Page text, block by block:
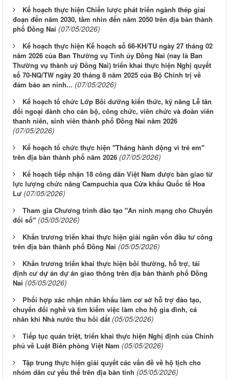
Kế hoạch thực hiện Chiến lược phát triển ngành thép giai
đoạn đến năm 2030, tầm nhìn đến năm 2050 trên địa bàn thành
phố Đồng Nai (07/05/2026)
Kế hoạch thực hiện Kế hoạch số 66-KH/TU ngày 27 tháng 02
năm 2026 của Ban Thường vụ Tỉnh ủy Đồng Nai (nay là Ban
Thường vụ thành uỷ Đồng Nai) triển khai thực hiện Nghị quyết
số 70-NQ/TW ngày 20 tháng 8 năm 2025 của Bộ Chính trị về
đảm bảo an ninh... (07/05/2026)
Kế hoạch tổ chức Lớp Bồi dưỡng kiến thức, kỹ năng Lễ tân
đối ngoại dành cho cán bộ, công chức, viên chức và đoàn viên
thanh niên, sinh viên thành phố Đồng Nai năm 2026
(07/05/2026)
Kế hoạch tổ chức thực hiện "Tháng hành động vì trẻ em"
trên địa bàn thành phố năm 2026 (07/05/2026)
Kế hoạch tiếp nhận 18 công dân Việt Nam được bàn giao từ
lực lượng chức năng Campuchia qua Cửa khẩu Quốc tế Hoa
Lư (07/05/2026)
Tham gia Chương trình đào tạo "An ninh mạng cho Chuyển
đổi số" (05/05/2026)
Khẩn trương triển khai thực hiện giải ngân vốn đầu tư công
trên địa bàn thành phố Đồng Nai (05/05/2026)
Khẩn trương triển khai thực hiện bồi thường, hỗ trợ, tái
định cư dự án dự án giao thông trên địa bàn thành phố Đồng
Nai (05/05/2026)
Phối hợp xác nhận nhân khẩu làm cơ sở hỗ trợ đào tạo,
chuyển đổi nghề và tìm kiếm việc làm cho hộ gia đình, cá
nhân khi Nhà nước thu hồi đất (05/05/2026)
Tiếp tục quán triệt, triển khai thực hiện Nghị định của Chính
phủ về Luật Biên phòng Việt Nam (05/05/2026)
Tập trung thực hiện giải quyết các vấn đề về hộ tịch cho
nhóm dân cư yếu thế trên địa bàn tỉnh (05/05/2026)